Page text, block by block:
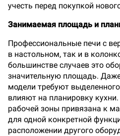
учесть перед покупкой
Занимаемая площадь и
Профессиональные печи с
в настольном, так и в
большинстве случаев это
значительную площадь.
модели требуют
влияют на планировку
рабочей зоны привязана к
для одной конкретной
расположении другого